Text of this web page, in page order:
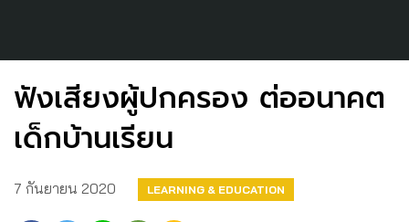
ฟังเสียงผู้ปกครอง ต่ออนาคต
เด็กบ้านเรียน
7 กันยายน 2020 LEARNING & EDUCATION